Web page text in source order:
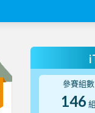
參賽組數
146 組